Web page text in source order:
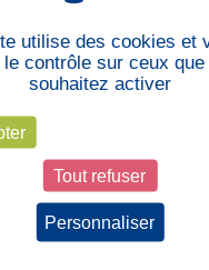
UTILES
utilise des cookies et
le contrôle sur ceux que
souhaitez activer
Tout refuser
Personnaliser